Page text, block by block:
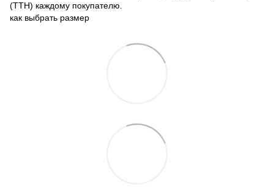
(ТТН) каждому покупателю.
как выбрать размер